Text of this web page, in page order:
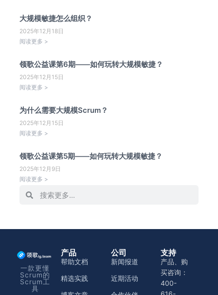
大规模敏捷怎么组织？
2025年12月18日
阅读更多 >
领歌公益课第6期——如何玩转大规模敏捷？
2025年12月15日
阅读更多 >
为什么需要大规模Scrum？
2025年12月15日
阅读更多 >
领歌公益课第5期——如何玩转大规模敏捷？
2025年12月9日
阅读更多 >
一款更懂
Scrum的
Scrum工
具
产品
帮助文档
精选实践
公司
新闻报道
近期活动
支持
产品、购
买咨询：
400-